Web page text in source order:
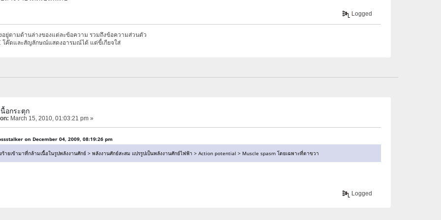
Logged
อยู่ตามด้านล่างของแต่ละข้อความ รวมถึงข้อความส่วนตัว
โค๊ดและสัญลักษณ์แสดงอารมณ์ได้ แต่ขี้เกียจใส่
อกระตุก
March 15, 2010, 01:03:21 pm »
on December 04, 2009, 08:19:26 pm
ร้ายเข้ามาที่กล้ามเนื้อในรูปพลังงานศักย์ > พลังงานศักย์สะสม แปรรูปเป็นพลังงานศักย์ไฟฟ้า > Action potential > Muscle spasm โดยเฉพาะที่ตาขวา
Logged